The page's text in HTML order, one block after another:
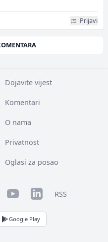
Prijavi
Dojavite vijest
Komentari
O nama
Privatnost
Oglasi za posao
YouTubeLinkedInRSS
Google Play